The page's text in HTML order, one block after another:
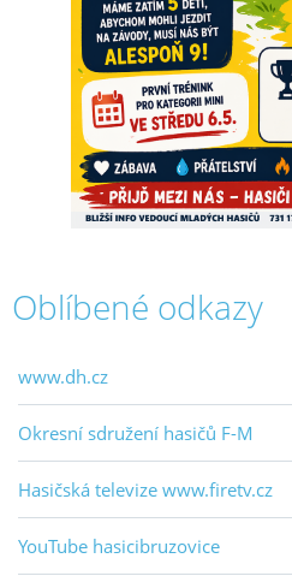
Oblíbené odkazy
www.dh.cz
Okresní sdružení hasičů F-M
Hasičská televize www.firetv.cz
YouTube hasicibruzovice